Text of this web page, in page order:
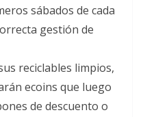
sábados de cada
gestión de
reciclables limpios,
ecoins que luego
de descuento o